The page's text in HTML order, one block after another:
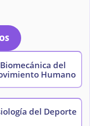
Biomecánica del
Humano
del Deporte